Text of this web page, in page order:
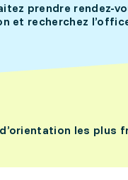
prendre rendez-
et recherchez
les plus